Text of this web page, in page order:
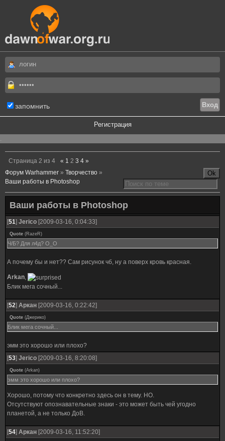
запомнить
Регистрация
.
Страница 2 из 4 « 1 2 3 4 »
Форум Warhammer » Творчество »
Ваши работы в Photoshop
Ваши работы в Photoshop
[51] Jerico [2009-03-16, 0:04:33]
Quote (RazeR)
Ч/Б? Для л4д? О_О
А почему бы и нет?? Сам рисунок чб, ну а поверх кровь красная.
Arkan,
Блик мега сочный...
[52] Аркан [2009-03-16, 0:22:42]
Quote (Джерико)
Блик мега сочный...
эмм это хорошо или плохо?
[53] Jerico [2009-03-16, 8:20:08]
Quote (Arkan)
эмм это хорошо или плохо?
Хорошо, потому что конкретно здесь он в тему. НО.
Отсутствуют опознавательные знаки - это может быть чей угодно
планетой, а не только ДоВ.
[54] Аркан [2009-03-16, 11:52:20]